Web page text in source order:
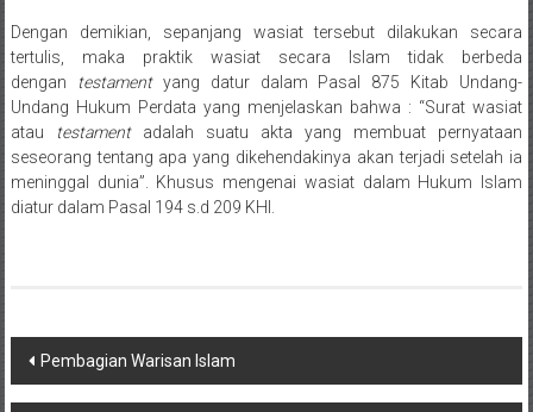
Salatiga,
Ungaran,
Pontianak,
Bandung,
Pekanbaru,
Bengkulu,
Dengan demikian, sepanjang wasiat tersebut dilakukan secara
tertulis, maka praktik wasiat secara Islam tidak berbeda
dengan
testament yang datur dalam Pasal 875 Kitab Undang-
Undang Hukum Perdata yang menjelaskan bahwa : “Surat wasiat
atau
testament adalah suatu akta yang membuat pernyataan
seseorang tentang apa yang dikehendakinya akan terjadi setelah ia
meninggal dunia”. Khusus mengenai wasiat dalam Hukum Islam
diatur dalam Pasal 194 s.d 209 KHI.
Navigasi
pos
Pembagian Warisan Islam